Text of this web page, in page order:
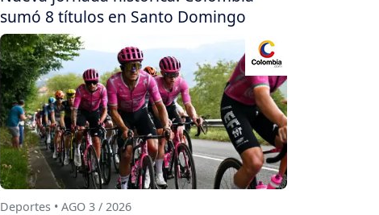
sumó 8 títulos en Santo Domingo
Deportes • AGO 3 / 2026